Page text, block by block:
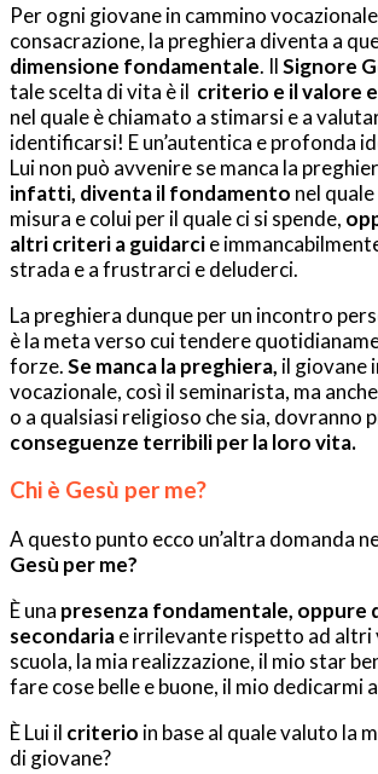
Per ogni giovane in cammino
consacrazione, la preghiera diventa a
dimensione fondamentale. IlSignore
tale scelta di vita è il criterio e il valore
nel quale è chiamato a stimarsi e a
identificarsi! E un’autentica e profonda
Lui non può avvenire se manca la
infatti, diventa il fondamento nel quale
misura e colui per il quale ci si spende,
altri criteri a guidarcie
strada e a frustrarci e deluderci.
La preghiera dunque per un incontro
è la meta verso cui tendere
forze.Se manca la preghiera, il giovane
vocazionale, così il seminarista, ma
o a qualsiasi religioso che sia,
conseguenze terribili per la loro vita.
Chi è Gesù per me?
A questo punto ecco un’altra domanda
Gesù per me?
È una presenza fondamentale,
secondariae irrilevante rispetto ad altri
scuola, la mia realizzazione, il mio star
fare cose belle e buone, il mio dedicarmi
È Lui il criterio in base al quale valuto la
di giovane?